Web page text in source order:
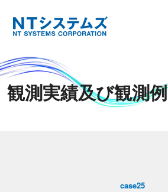
観測実績及び観測例
case25